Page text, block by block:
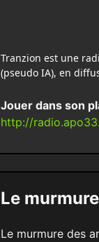
Tranzion est une
(pseudo IA), en
Jouer dans son
http://
Le
Le murmure des